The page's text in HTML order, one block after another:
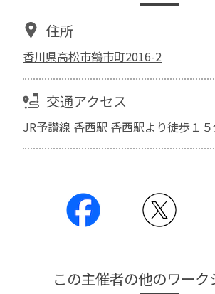
住所
香川県高松市鶴市町2016-2
交通アクセス
JR予讃線 香西駅 香西駅より徒歩１
この主催者の他のワーク